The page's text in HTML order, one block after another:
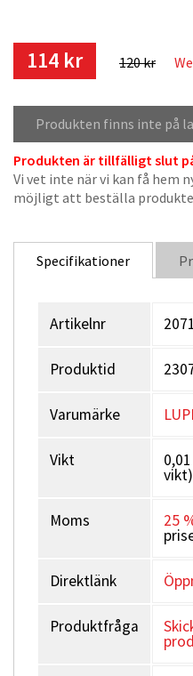
114 kr 120 kr
Produkten finns inte på
Produkten är tillfälligt slut
Vi vet inte när vi kan få hem
möjligt att beställa
Specifikationer
Artikelnr
Produktid
Varumärke
Vikt
vikt)
Moms 25
Direktlänk
Produktfråga